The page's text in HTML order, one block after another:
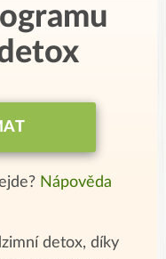
Nápověda
detox, díky